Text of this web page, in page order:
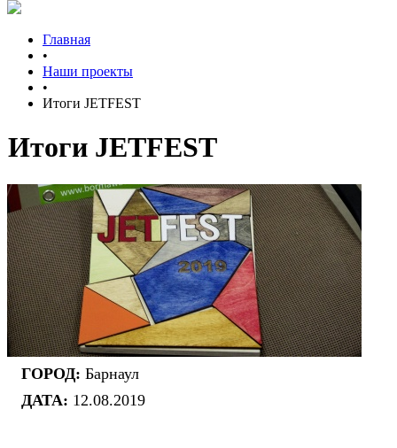
Главная
•
Наши проекты
•
Итоги JETFEST
Итоги JETFEST
ГОРОД: Барнаул
ДАТА: 12.08.2019